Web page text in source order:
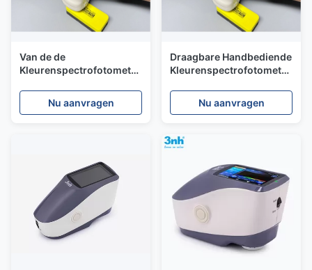
Van de de
Kleurenspectrofotometer
Autoverf Fabrikant van de
de Scanner de Foto-
Nu aanvragen
Draagbare Handbediende
Kleurenspectrofotometer
Software
Nu aanvragen